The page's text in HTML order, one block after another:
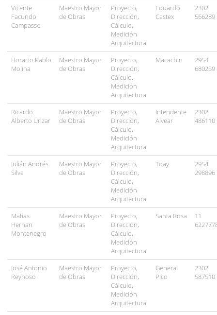
Vicente
Facundo
Campasso
Maestro Mayor
de Obras
Proyecto,
Dirección,
Cálculo,
Medición
Arquitectura
Eduardo
Castex
2302
566289
Horacio Pablo
Molina
Maestro Mayor
de Obras
Proyecto,
Dirección,
Cálculo,
Medición
Arquitectura
Macachin
2954
680259
Ricardo
Alberto Urizar
Maestro Mayor
de Obras
Proyecto,
Dirección,
Cálculo,
Medición
Arquitectura
Intendente
Alvear
2302
486110
Julián Andrés
Silva
Maestro Mayor
de Obras
Proyecto,
Dirección,
Cálculo,
Medición
Arquitectura
Toay
2954
298896
Matias
Hernan
Montenegro
Maestro Mayor
de Obras
Proyecto,
Dirección,
Cálculo,
Medición
Arquitectura
Santa Rosa
11
José Antonio
Reynoso
Maestro Mayor
de Obras
Proyecto,
Dirección,
Cálculo,
Medición
Arquitectura
General
Pico
2302
587510